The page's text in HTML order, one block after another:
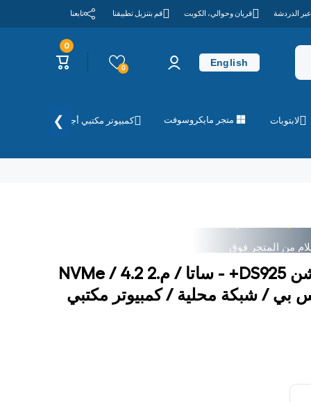
عبر الدردشة قريان وحوالي، الكويت قم بتنزيل تطبيقنا تابعنا
English
تسجيل
الدخول
0
عربة
التسوق
0 0
عناصر
لابتوبات متجر مايكروسوفت كمبيوتر مكتبي أجهزة الكمبيوتر
❯
من المتجر فوق
من المتجر فوق
سينولوجي ديسك ستيشن DS925+ - ساتا / م.2 NVMe / 4.2